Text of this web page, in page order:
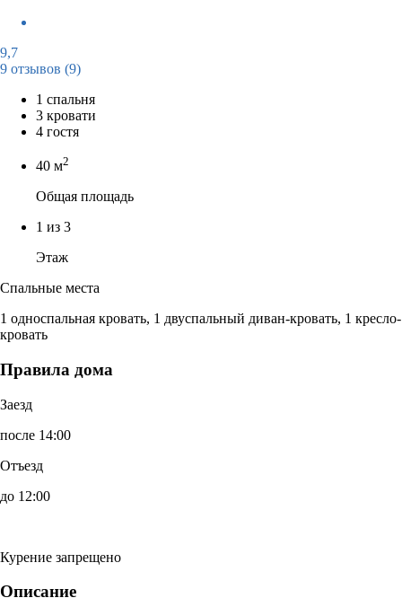
9,7
9 отзывов (9)
1 спальня
3 кровати
4 гостя
40 м2
Общая площадь
1 из 3
Этаж
Спальные места
1 односпальная кровать, 1 двуспальный диван-кровать, 1 кресло-
кровать
Правила дома
Заезд
после 14:00
Отъезд
до 12:00
Курение запрещено
Описание